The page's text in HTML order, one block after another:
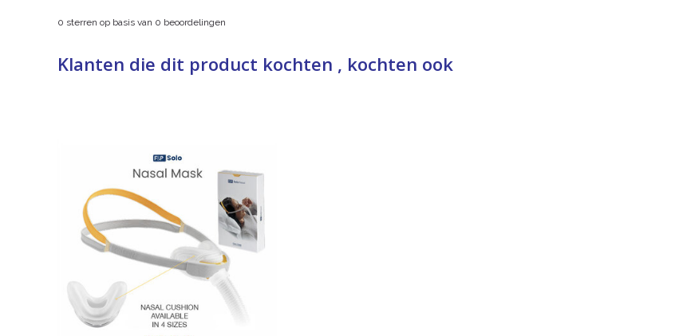
0 sterren op basis van 0 beoordelingen
Klanten die dit product kochten , kochten ook